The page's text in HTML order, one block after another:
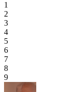
1
2
3
4
5
6
7
8
9